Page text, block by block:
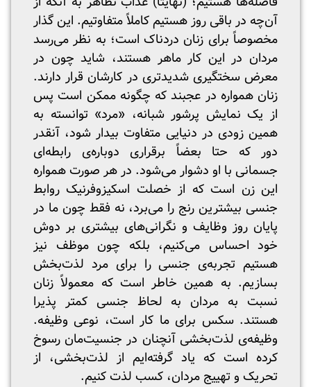
آن‌چه در باقی روز هستیم کاملاً متفاوتیم. این گذار
مخصوصاً برای زنان دردناک است؛ به نظر می‌رسد
مردان در این کار ماهر هستند، شاید چون در
معرض سختگیری شدیدتری در کارشان قرار دارند.
زنان همواره در عجبند که چگونه ممکن است پس
از یک نمایش پرشور شبانه، «مرد» توانسته‌ به
همین زودی در دنیایی متفاوت بیدار شود، آنقدر
دور که حتا بعضاً برقراری دوباره‌ی رابطه‌ای
جسمانی با او دشوار می‌شود. در هر صورت همواره
این زن است که از خصلت اسکیزوفرنیک روابط
جنسی بیشترین رنج را می‌برد، نه فقط چون ما در
پایان روز وظایف و نگرانی‌های بیشتری بر دوش
خود احساس می‌کنیم، بلکه چون موظف نیز
هستیم تجربه‌ی جنسی را برای مرد لذت‌بخش
بسازیم. به همین خاطر است که معمولاً زنان
نسبت به مردان به لحاظ جنسی کمتر پذیرا
هستند. سکس برای ما کار است، نوعی وظیفه.
وظیفه‌ی لذت‌بخشی آنچنان در جنسیت‌مان رسوخ
کرده است که یاد گرفته‌ایم از لذت‌بخشی، از
تحریک و تهییج مردان، کسب لذت کنیم.